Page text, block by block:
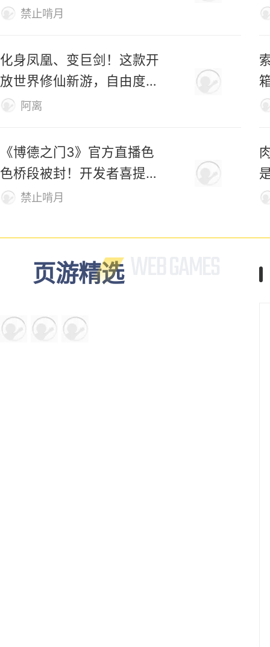
衣” 禁止啃月
化身凤凰、变巨剑！这款开
放世界修仙新游，自由度有
够野！
阿离
《博德之门3》官方直播色
色桥段被封！开发者喜提荣
誉勋章禁止啃月
页游精选